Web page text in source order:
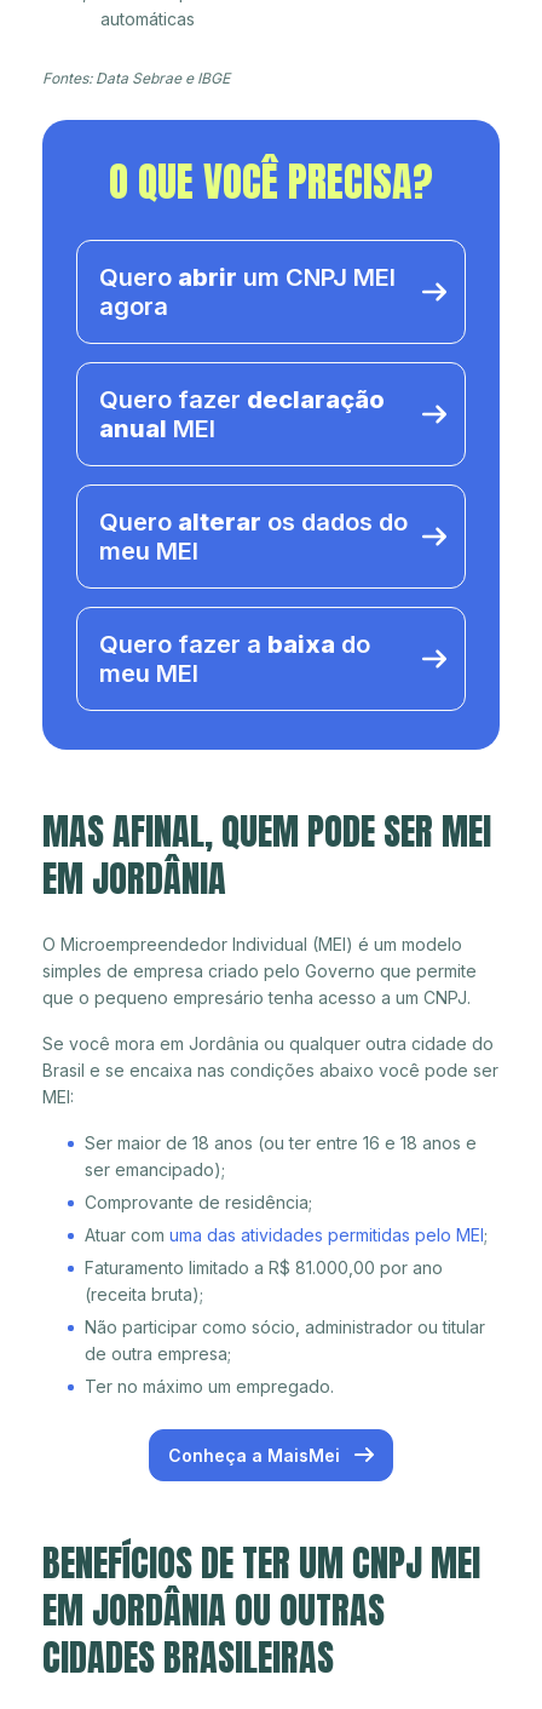
automáticas
Fontes: Data Sebrae e IBGE
O QUE VOCÊ PRECISA?
Quero abrir um CNPJ MEI
agora
Quero fazer declaração
anual MEI
Quero alterar os dados do
meu MEI
Quero fazer a baixa do
meu MEI
MAS AFINAL, QUEM PODE SER MEI
EM JORDÂNIA
O Microempreendedor Individual (MEI) é um modelo
simples de empresa criado pelo Governo que permite
que o pequeno empresário tenha acesso a um CNPJ.
Se você mora em Jordânia ou qualquer outra cidade do
Brasil e se encaixa nas condições abaixo você pode ser
MEI:
Ser maior de 18 anos (ou ter entre 16 e 18 anos e
ser emancipado);
Comprovante de residência;
Atuar com uma das atividades permitidas pelo MEI;
Faturamento limitado a R$ 81.000,00 por ano
(receita bruta);
Não participar como sócio, administrador ou titular
de outra empresa;
Ter no máximo um empregado.
Conheça a MaisMei
BENEFÍCIOS DE TER UM CNPJ MEI
EM JORDÂNIA OU OUTRAS
CIDADES BRASILEIRAS